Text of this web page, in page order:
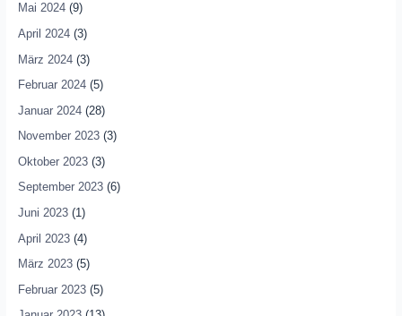
Mai 2024(9)
April 2024(3)
März 2024(3)
Februar 2024(5)
Januar 2024(28)
November 2023(3)
Oktober 2023(3)
September 2023(6)
Juni 2023(1)
April 2023(4)
März 2023(5)
Februar 2023(5)